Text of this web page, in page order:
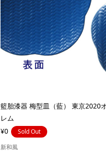
籃胎漆器 梅型皿（藍） 東京2020
レム
¥0
Sold Out
新和風